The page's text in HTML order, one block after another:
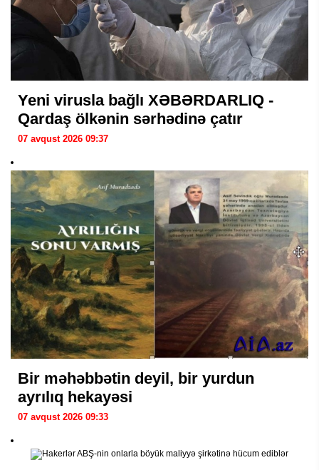
Yeni virusla bağlı XƏBƏRDARLIQ -
Qardaş ölkənin sərhədinə çatır
07 avqust 2026 09:37
Bir məhəbbətin deyil, bir yurdun
ayrılıq hekayəsi
07 avqust 2026 09:33